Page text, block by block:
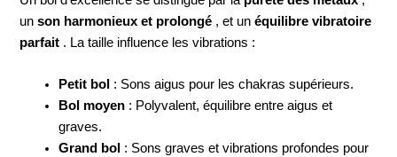
unson harmonieux et prolongé , et unéquilibre vibratoire
parfait . La taille influence les vibrations :
Petit bol : Sons aigus pour les chakras supérieurs.
Bol moyen : Polyvalent, équilibre entre aigus et
graves.
Grand bol : Sons graves et vibrations profondes pour